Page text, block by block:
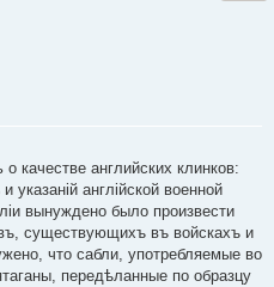
качестве английских клинков:
указаній англійской военной
вынуждено было произвести
существующихъ въ войскахъ и
что сабли, употребляемые во
передѣланные по образцу